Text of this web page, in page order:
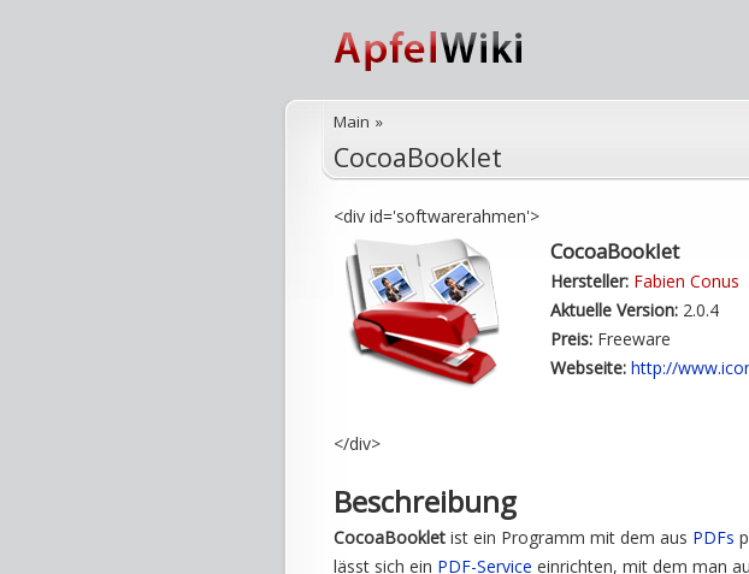
Main »
CocoaBooklet
<div id='softwarerahmen'>
CocoaBooklet
Hersteller: Fabien Conus
Aktuelle Version: 2.0.4
Preis: Freeware
Webseite: http://
</div>
Beschreibung
CocoaBooklet ist ein Programm mit dem aus PDFs
lässt sich ein PDF-Service einrichten, mit dem man